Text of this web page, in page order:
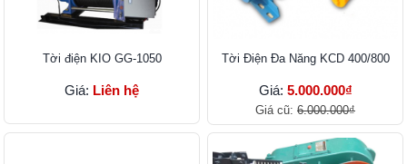
Tời điện KIO GG-1050
Giá: Liên hệ
Tời Điện Đa Năng KCD 400/800
Giá: 5.000.000₫
Giá cũ: 6.000.000₫